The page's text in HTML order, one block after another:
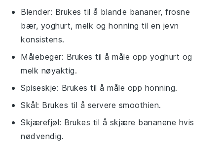
Blender: Brukes til å blande bananer, frosne
bær, yoghurt, melk og honning til en jevn
konsistens.
Målebeger: Brukes til å måle opp yoghurt og
melk nøyaktig.
Spiseskje: Brukes til å måle opp honning.
Skål: Brukes til å servere smoothien.
Skjærefjøl: Brukes til å skjære bananene hvis
nødvendig.